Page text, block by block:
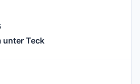
unter Teck